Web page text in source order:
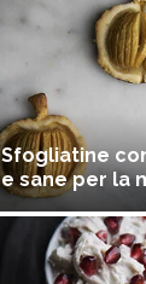
Sfogliatine
e sane per la